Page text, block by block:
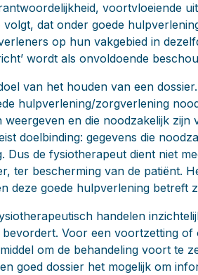
voortvloeiende
dat onder goede
op hun vakgebied in
wordt als onvoldoende
van het houden van een
hulpverlening/zorgverlening
en die noodzakelijk
doelbinding: gegevens die
Dus de fysiotherapeut dient niet
ter bescherming van de patiënt.
deze goede hulpverlening betreft
handelen
bevordert. Voor een voortzetting
om de behandeling voort te
goed dossier het mogelijk om